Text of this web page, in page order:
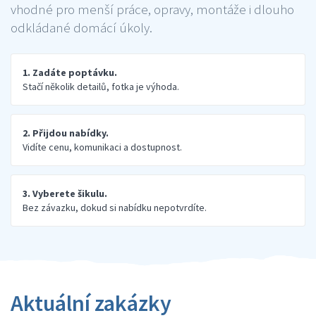
vhodné pro menší práce, opravy, montáže i dlouho
odkládané domácí úkoly.
1. Zadáte poptávku.
Stačí několik detailů, fotka je výhoda.
2. Přijdou nabídky.
Vidíte cenu, komunikaci a dostupnost.
3. Vyberete šikulu.
Bez závazku, dokud si nabídku nepotvrdíte.
Aktuální zakázky